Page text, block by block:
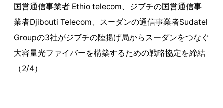
国営通信事業者 Ethio telecom、ジブチの国営通信事
業者Djibouti Telecom、スーダンの通信事業者Sudatel
Groupの3社がジブチの陸揚げ局からスーダンをつなぐ
大容量光ファイバーを構築するための戦略協定を締結
（2/4）